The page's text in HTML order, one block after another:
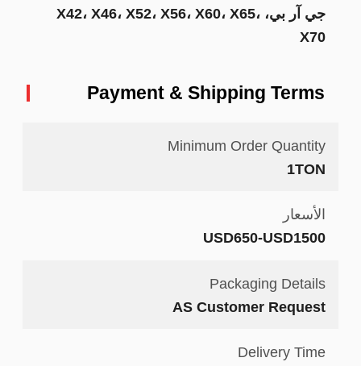
جي آر بي، X42، X46، X52، X56، X60، X65،
X70
Payment & Shipping Terms
Minimum Order Quantity
1TON
الأسعار
USD650-USD1500
Packaging Details
AS Customer Request
Delivery Time